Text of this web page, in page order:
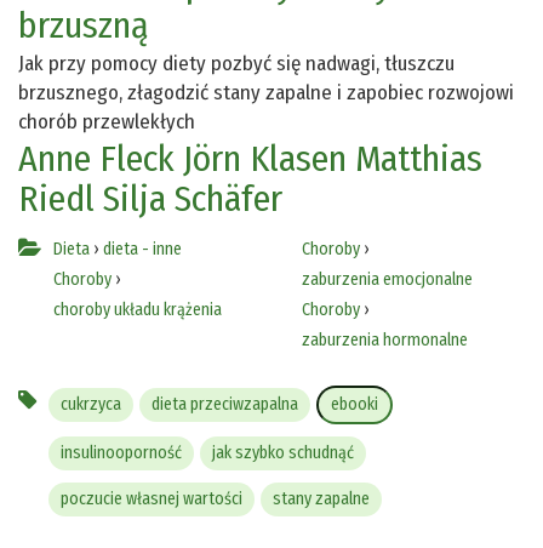
brzuszną
Jak przy pomocy diety pozbyć się nadwagi, tłuszczu
brzusznego, złagodzić stany zapalne i zapobiec rozwojowi
chorób przewlekłych
Anne Fleck Jörn Klasen Matthias
Riedl Silja Schäfer
Dieta › dieta - inne
Choroby ›
choroby układu krążenia
Choroby›
zaburzenia emocjonalne
Choroby›
zaburzenia hormonalne
cukrzyca dieta przeciwzapalna ebooki
insulinooporność jak szybko schudnąć
poczucie własnej wartości stany zapalne